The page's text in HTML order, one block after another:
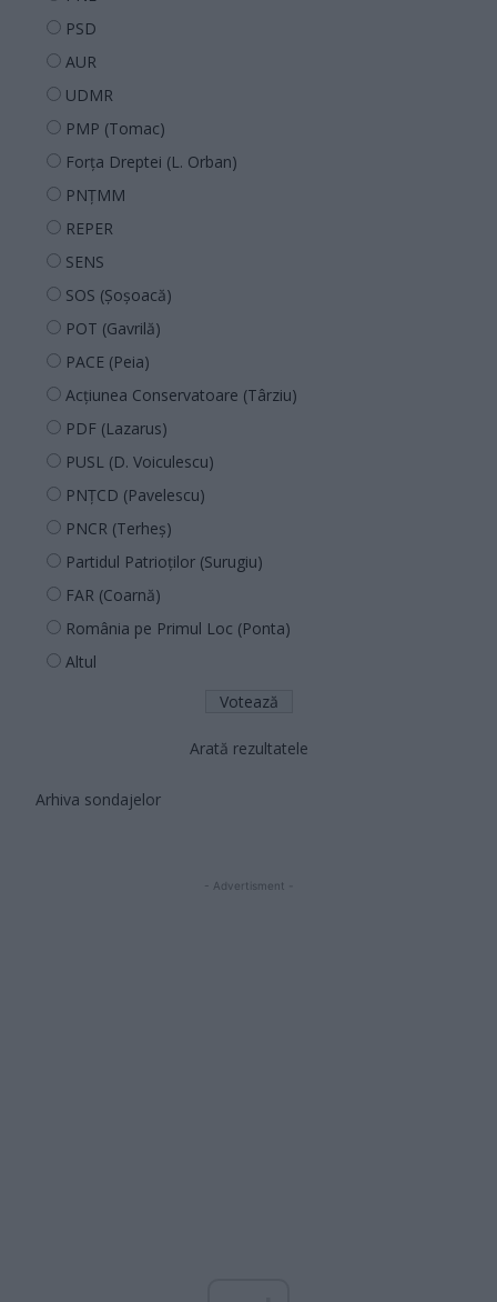
PSD
AUR
UDMR
PMP (Tomac)
Forța Dreptei (L. Orban)
PNȚMM
REPER
SENS
SOS (Șoșoacă)
POT (Gavrilă)
PACE (Peia)
Acțiunea Conservatoare (Târziu)
PDF (Lazarus)
PUSL (D. Voiculescu)
PNȚCD (Pavelescu)
PNCR (Terheș)
Partidul Patrioților (Surugiu)
FAR (Coarnă)
România pe Primul Loc (Ponta)
Altul
Arată rezultatele
Arhiva sondajelor
- Advertisment -